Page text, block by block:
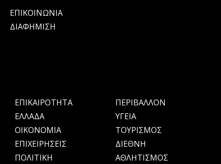
ΕΠΙΚΟΙΝΩΝΙΑ
ΔΙΑΦΗΜΙΣΗ
ΕΠΙΚΑΙΡΟΤΗΤΑ
ΕΛΛΑΔΑ
OIKONOMIA
ΕΠΙΧΕΙΡΗΣΕΙΣ
ΠΟΛΙΤΙΚΗ
ΠΕΡΙΒΑΛΛΟΝ
ΥΓΕΙΑ
ΤΟΥΡΙΣΜΟΣ
ΔΙΕΘΝΗ
ΑΘΛΗΤΙΣΜΟΣ